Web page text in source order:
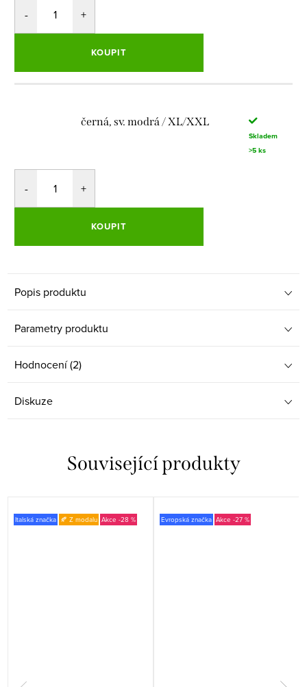
KOUPIT
černá, sv. modrá / XL/XXL
Skladem
>5 ks
KOUPIT
Popis produktu
Parametry produktu
Hodnocení (2)
Diskuze
Související produkty
Italská značka 🍂 Z modalu -28 % Evropská značka -27 %